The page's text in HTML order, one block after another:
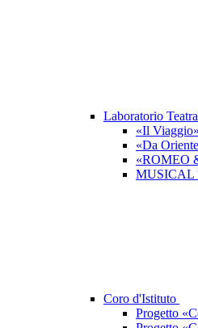
Laboratorio
«Il
«Da
«ROMEO
MUSICAL
Coro d'Istituto
Progetto